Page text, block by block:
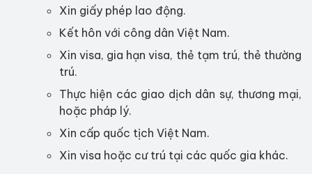
Xin giấy phép lao động.
Kết hôn với công dân Việt Nam.
Xin visa, gia hạn visa, thẻ tạm trú, thẻ thường
trú.
Thực hiện các giao dịch dân sự, thương mại,
hoặc pháp lý.
Xin cấp quốc tịch Việt Nam.
Xin visa hoặc cư trú tại các quốc gia khác.